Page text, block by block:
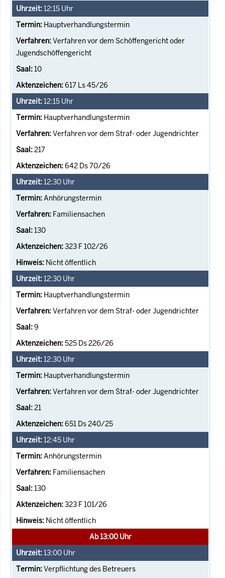
12:15 Uhr
Hauptverhandlungstermin
Verfahren vor dem Schöffengericht oder
Jugendschöffengericht
10
617 Ls 45/26
12:15 Uhr
Hauptverhandlungstermin
Verfahren vor dem Straf- oder Jugendrichter
217
642 Ds 70/26
12:30 Uhr
Anhörungstermin
Familiensachen
130
323 F 102/26
Nicht öffentlich
12:30 Uhr
Hauptverhandlungstermin
Verfahren vor dem Straf- oder Jugendrichter
9
525 Ds 226/26
12:30 Uhr
Hauptverhandlungstermin
Verfahren vor dem Straf- oder Jugendrichter
21
651 Ds 240/25
12:45 Uhr
Anhörungstermin
Familiensachen
130
323 F 101/26
Nicht öffentlich
Ab 13:00 Uhr
13:00 Uhr
Verpflichtung des Betreuers